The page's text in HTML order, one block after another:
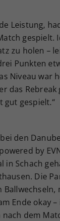
Leistung,
gespielt.
zu holen –
Punkten
Niveau war
das
gut gespielt.“
den
by
in Schach
Die
Ende okay
dem